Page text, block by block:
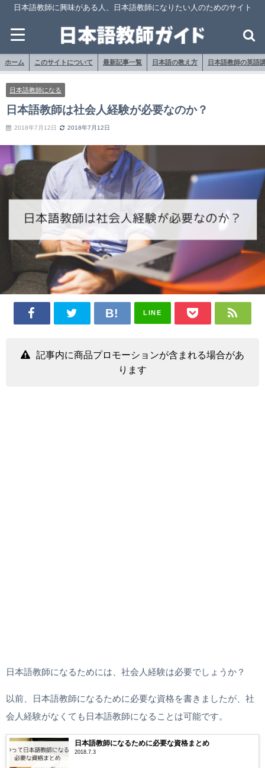
日本語教師に興味がある人、日本語教師になりたい人のためのサイト
ホーム このサイトについて 最新記事一覧 日本語の教え方 日本語教師の英語
日本語教師になる
日本語教師は社会人経験が必要なのか？
2018年7月12日 2018年7月12日
LINE
記事内に商品プロモーションが含まれる場合があ
ります
日本語教師になるためには、社会人経験は必要でしょうか？
以前、日本語教師になるために必要な資格を書きましたが、社
会人経験がなくても日本語教師になることは可能です。
日本語教師になるために必要な資格まとめ
2018.7.3